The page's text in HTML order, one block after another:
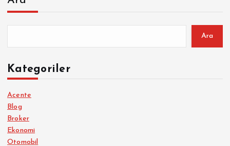
Ara
Kategoriler
Acente
Blog
Broker
Ekonomi
Otomobil